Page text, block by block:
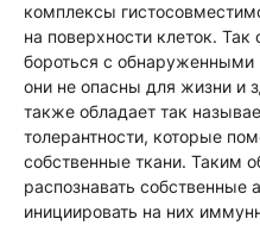
комплексы
на поверхности клеток. Так
бороться с
они не опасны для жизни и
также обладает так
толерантности, которые
собственные ткани. Таким
распознавать собственные
инициировать на них